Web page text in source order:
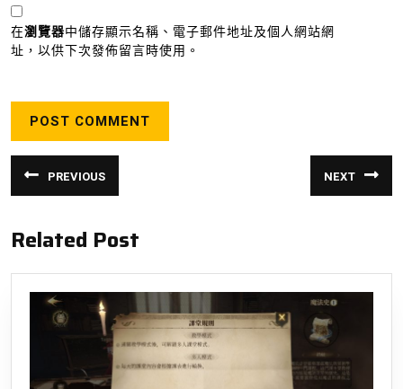
在瀏覽器中儲存顯示名稱、電子郵件地址及個人網站網
址，以供下次發佈留言時使用。
文
章
覽
PREVIOUS
Previous
post:
NEXT
Next
post:
Related Post